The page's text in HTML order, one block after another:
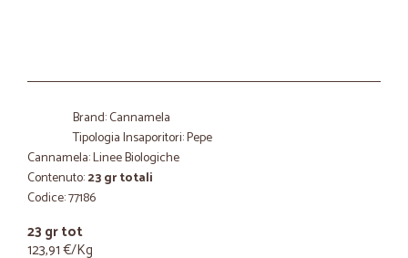
Brand: Cannamela
Tipologia Insaporitori: Pepe
Cannamela: Linee Biologiche
Contenuto:23 gr totali
Codice: 77186
23 gr tot
123,91 €/Kg